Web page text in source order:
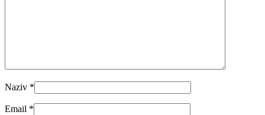
Naziv *
Email *